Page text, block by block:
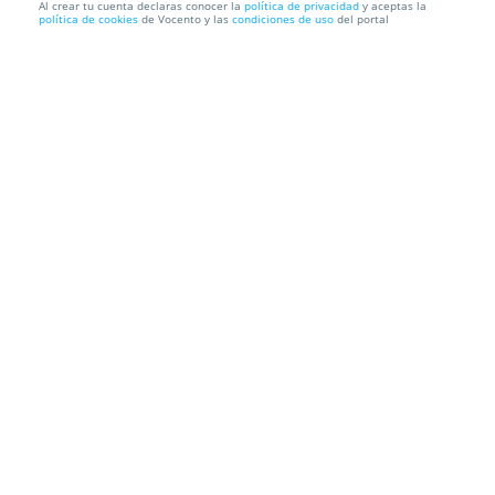
Entradas para El Circo de la Luz por solo 12.99€
Al crear tu cuenta declaras conocer la política de privacidad y aceptas la
política de cookies de Vocento y las condiciones de uso del portal